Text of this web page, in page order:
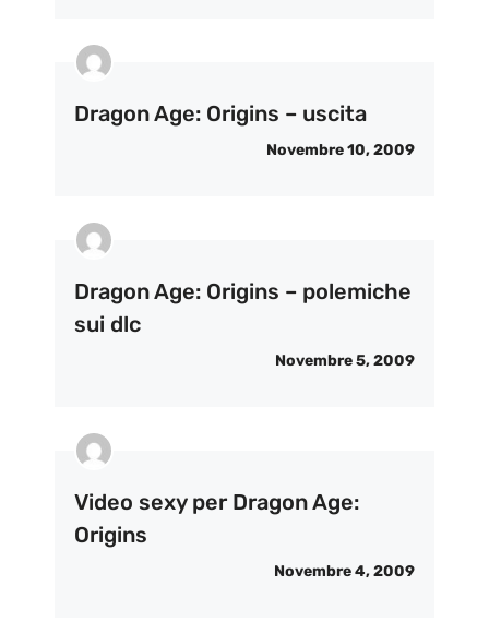
Dragon Age: Origins – uscita
Novembre 10, 2009
Dragon Age: Origins – polemiche
sui dlc
Novembre 5, 2009
Video sexy per Dragon Age:
Origins
Novembre 4, 2009